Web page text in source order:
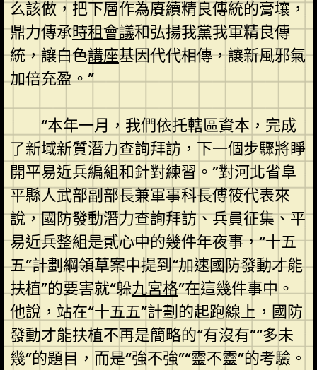
么該做，把下層作為賡續精良傳統的膏壤，
鼎力傳承時租會議和弘揚我黨我軍精良傳
統，讓白色講座基因代代相傳，讓新風邪氣
加倍充盈。”
“本年一月，我們依托轄區資本，完成
了新域新質潛力查詢拜訪，下一個步驟將睜
開平易近兵編組和針對練習。”對河北省阜
平縣人武部副部長兼軍事科長傅筱代表來
說，國防發動潛力查詢拜訪、兵員征集、平
易近兵整組是貳心中的幾件年夜事，“十五
五”計劃綱領草案中提到“加速國防發動才能
扶植”的要害就“躲九宮格”在這幾件事中。
他說，站在“十五五”計劃的起跑線上，國防
發動才能扶植不再是簡略的“有沒有”“多未
幾”的題目，而是“強不強”“靈不靈”的考驗。